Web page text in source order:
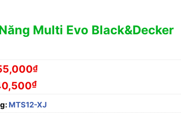
Multi Evo Black&Decker
₫
₫
MTS12-XJ